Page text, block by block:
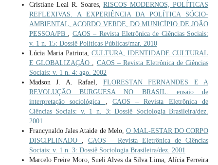
Cristiane Leal R. Soares,RISCOS MODERNOS, POLÍTICAS
REFLEXIVAS. A EXPERIÊNCIA DA POLÍTICA SÓCIO-
AMBIENTAL, ACORDO VERDE, DO MUNICÍPIO DE JOÃO
PESSOA/PB
CAOS – Revista Eletrônica de Ciências Sociais:
v. 1 n. 15: Dossiê Políticas Públicas/mar. 2010
Lúcia Maria Patriota,CULTURA, IDENTIDADE CULTURAL
E GLOBALIZAÇÃO
CAOS – Revista Eletrônica de Ciências
Sociais: v. 1 n. 4: ago. 2002
Madson J. A. Rafael, FLORESTAN FERNANDES E A
REVOLUÇÃO BURGUESA NO BRASIL: ensaio de
interpretação sociológica
CAOS – Revista Eletrônica de
Ciências Sociais: v. 1 n. 3: Dossiê Sociologia Brasileira/dez.
2001
Francynaldo Jales Ataide de Melo,O MAL-ESTAR DO CORPO
DISCIPLINADO
CAOS – Revista Eletrônica de Ciências
Sociais: v. 1 n. 3: Dossiê Sociologia Brasileira/dez. 2001
Marcelo Freire Moro, Sueli Alves da Silva Lima, Alícia Ferreira